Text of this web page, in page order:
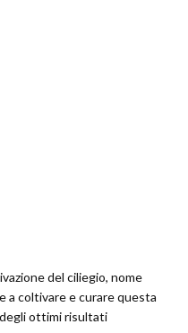
del ciliegio, nome
a coltivare e curare questa
ottimi risultati